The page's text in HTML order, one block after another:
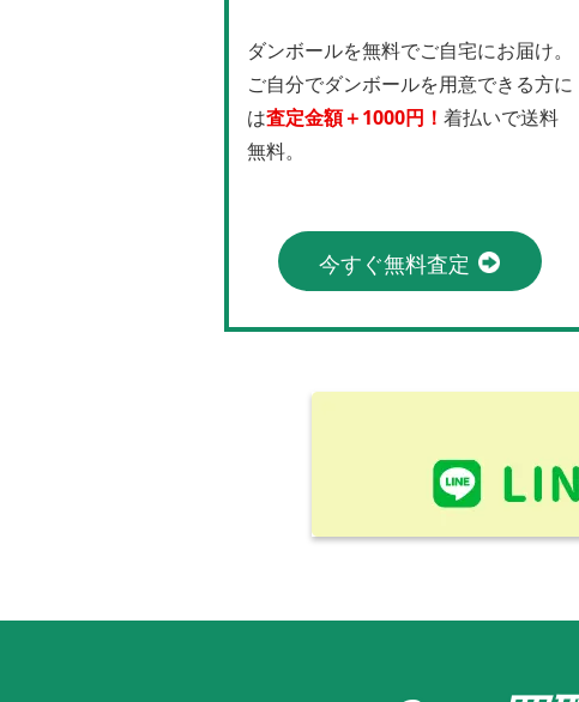
ダンボールを無料でご自宅にお届け。
ご自分でダンボールを用意できる方に
は査定金額＋1000円！着払いで送料
無料。
今すぐ無料査定